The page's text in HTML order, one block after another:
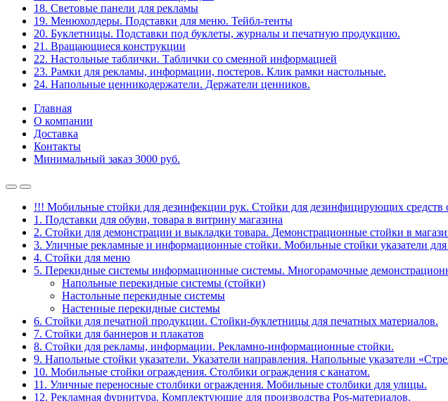
18. Световые панели для рекламы
19. Менюхолдеры. Подставки для меню. Тейбл-тенты
20. Буклетницы. Подставки под буклеты, журналы и печатную продукцию.
21. Вращающиеся конструкции
22. Настольные таблички. Таблички со сменной информацией
23. Рамки для рекламы, информации, постеров. Клик рамки настольные.
24. Напольные ценникодержатели. Держатели ценников.
Главная
О компании
Доставка
Контакты
Минимальный заказ 3000 руб.
!!! Мобильные стойки для дезинфекции рук. Стойки для дезинфицирующих средств
1. Подставки для обуви, товара в витрину магазина
2. Стойки для демонстрации и выкладки товара. Демонстрационные стойки в
3. Уличные рекламные и информационные стойки. Мобильные стойки указатели
4. Стойки для меню
5. Перекидные системы информационные системы. Многорамочные
Напольные перекидные системы (стойки)
Настольные перекидные системы
Настенные перекидные системы
6. Стойки для печатной продукции. Стойки-буклетницы для печатных материалов.
7. Стойки для баннеров и плакатов
8. Стойки для рекламы, информации. Рекламно-информационные стойки.
9. Напольные стойки указатели. Указатели направления. Напольные указатели
10. Мобильные стойки ограждения. Столбики ограждения с канатом.
11. Уличные переносные столбики ограждения. Мобильные столбики для улицы.
12. Рекламная фурнитура. Комплектующие для производства Pos-материалов.